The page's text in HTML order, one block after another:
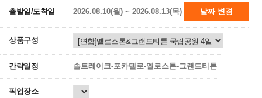
출발일/도착일 2026.08.10(월) ~ 2026.08.13(목) 날짜 변경
상품구성
간략일정 솔트레이크-포카텔로-옐로스톤-그랜드티톤
픽업장소